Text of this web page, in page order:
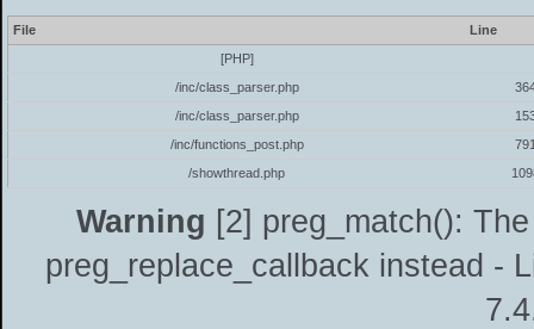
File
Line
[PHP]
/inc/class_parser.php
/inc/class_parser.php
/inc/functions_post.php
/showthread.php
Warning [2] preg_match():
preg_replace_callback instead -